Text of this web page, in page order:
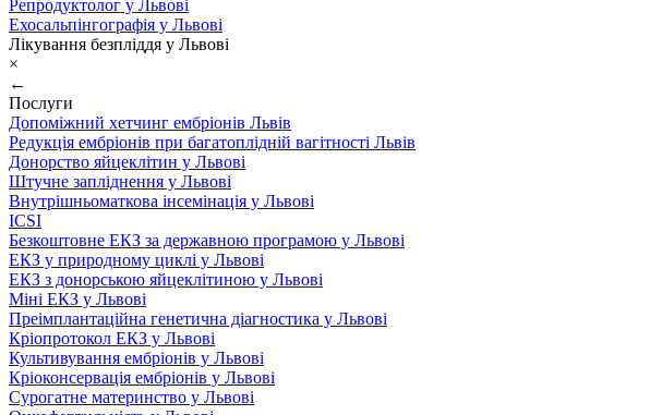
Репродуктолог у Львові
Ехосальпінгографія у Львові
Лікування безпліддя у Львові
×
←
Послуги
Допоміжний хетчинг ембріонів Львів
Редукція ембріонів при багатоплідній вагітності Львів
Донорство яйцеклітин у Львові
Штучне запліднення у Львові
Внутрішньоматкова інсемінація у Львові
ICSI
Безкоштовне ЕКЗ за державною програмою у Львові
ЕКЗ у природному циклі у Львові
ЕКЗ з донорською яйцеклітиною у Львові
Міні ЕКЗ у Львові
Преімплантаційна генетична діагностика у Львові
Кріопротокол ЕКЗ у Львові
Культивування ембріонів у Львові
Кріоконсервація ембріонів у Львові
Сурогатне материнство у Львові